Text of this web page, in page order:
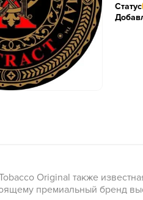
Статус
Original также
премиальный бренд